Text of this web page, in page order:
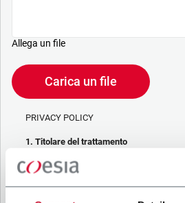
Allega un file
Carica un file
PRIVACY POLICY
1. Titolare del trattamento
La società che stai cercando di
tramite questo form tratta i tuoi dati
titolare/contitolare del trattamento – per